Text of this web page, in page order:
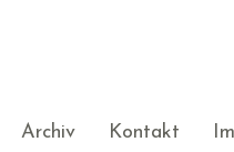
Archiv Kontakt